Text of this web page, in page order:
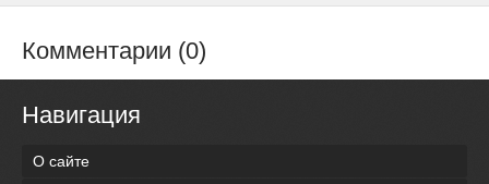
Комментарии (0)
Навигация
О сайте